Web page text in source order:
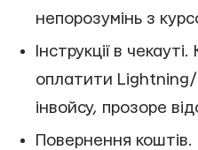
непорозумінь з
Інструкції в
оплатити
інвойсу, прозоре
Повернення